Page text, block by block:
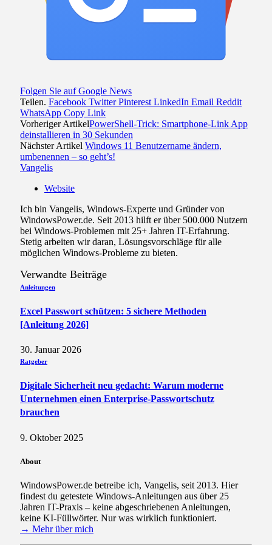
Folgen Sie auf Google News
Teilen. Facebook Twitter Pinterest LinkedIn Email Reddit
WhatsApp Copy Link
Vorheriger ArtikelPowerShell-Trick: Smartphone-Link App
deinstallieren in 30 Sekunden
Nächster Artikel Windows 11 Benutzername ändern,
umbenennen – so geht’s!
Vangelis
Website
Ich bin Vangelis, Windows-Experte und Gründer von
WindowsPower.de. Seit 2013 hilft er über 500.000 Nutzern
bei Windows-Problemen mit 25+ Jahren IT-Erfahrung.
Stetig arbeiten wir daran, Lösungsvorschläge für alle
möglichen Windows-Probleme zu bieten.
Verwandte Beiträge
Anleitungen
Excel Passwort schützen: 5 sichere Methoden
[Anleitung 2026]
30. Januar 2026
Ratgeber
Digitale Sicherheit neu gedacht: Warum moderne
Unternehmen einen Enterprise-Passwortschutz
brauchen
9. Oktober 2025
About
WindowsPower.de betreibe ich, Vangelis, seit 2013. Hier
findest du getestete Windows-Anleitungen aus über 25
Jahren IT-Praxis – keine abgeschriebenen Anleitungen,
keine KI-Füllwörter. Nur was wirklich funktioniert.
→ Mehr über mich